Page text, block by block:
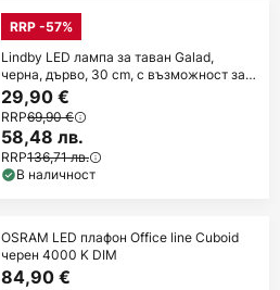
RRP -57%
Lindby LED лампа за таван Galad,
черна, дърво, 30 cm, с възможност за
димиране
29,90 €
RRP69,90 €
58,48 лв.
RRP136,71 лв.
В наличност
OSRAM LED плафон Office line Cuboid
черен 4000 K DIM
84,90 €